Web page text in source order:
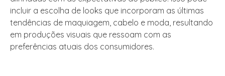
incluir a escolha de looks que incorporam as últimas
tendências de maquiagem, cabelo e moda, resultando
em produções visuais que ressoam com as
preferências atuais dos consumidores.